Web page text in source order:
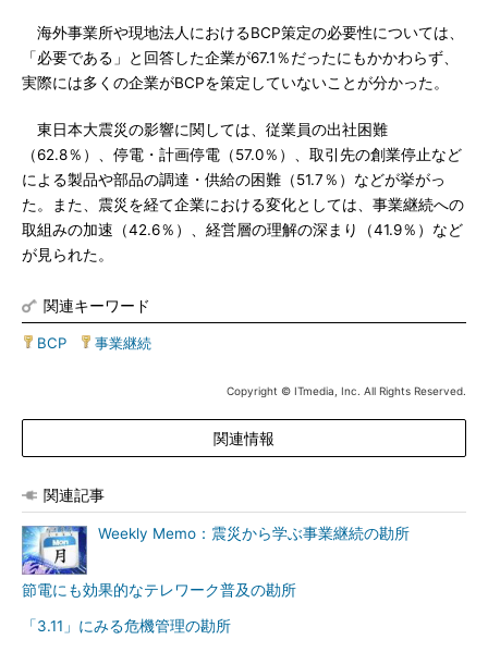
海外事業所や現地法人におけるBCP策定の必要性については、
「必要である」と回答した企業が67.1％だったにもかかわらず、
実際には多くの企業がBCPを策定していないことが分かった。
東日本大震災の影響に関しては、従業員の出社困難
（62.8％）、停電・計画停電（57.0％）、取引先の創業停止など
による製品や部品の調達・供給の困難（51.7％）などが挙がっ
た。また、震災を経て企業における変化としては、事業継続への
取組みの加速（42.6％）、経営層の理解の深まり（41.9％）など
が見られた。
関連キーワード
BCP 事業継続
Copyright © ITmedia, Inc. All Rights Reserved.
関連情報
関連記事
Weekly Memo：震災から学ぶ事業継続の勘所
節電にも効果的なテレワーク普及の勘所
「3.11」にみる危機管理の勘所